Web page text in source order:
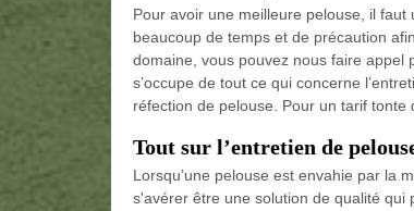
Pour avoir une meilleure pelouse, il
beaucoup de temps et de précaution
domaine, vous pouvez nous faire appel
s’occupe de tout ce qui concerne
réfection de pelouse. Pour un tarif
Tout sur l’entretien de
Lorsqu’une pelouse est envahie par la
s'avérer être une solution de qualité qui